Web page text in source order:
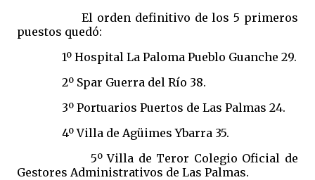
El orden definitivo de los 5 primeros
puestos quedó:
1º Hospital La Paloma Pueblo Guanche 29.
2º Spar Guerra del Río 38.
3º Portuarios Puertos de Las Palmas 24.
4º Villa de Agüimes Ybarra 35.
5º Villa de Teror Colegio Oficial de
Gestores Administrativos de Las Palmas.